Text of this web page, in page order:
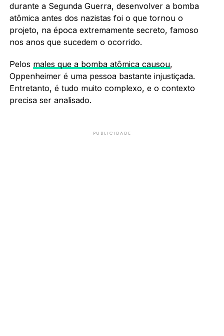
durante a Segunda Guerra, desenvolver a bomba
atômica antes dos nazistas foi o que tornou o
projeto, na época extremamente secreto, famoso
nos anos que sucedem o ocorrido.
Pelos males que a bomba atômica causou,
Oppenheimer é uma pessoa bastante injustiçada.
Entretanto, é tudo muito complexo, e o contexto
precisa ser analisado.
PUBLICIDADE